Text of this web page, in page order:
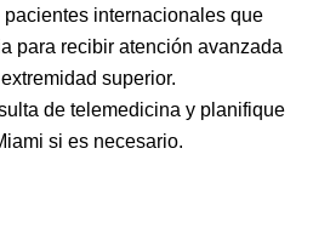
internacionales que
para recibir atención avanzada
superior.
de telemedicina y planifique
si es necesario.